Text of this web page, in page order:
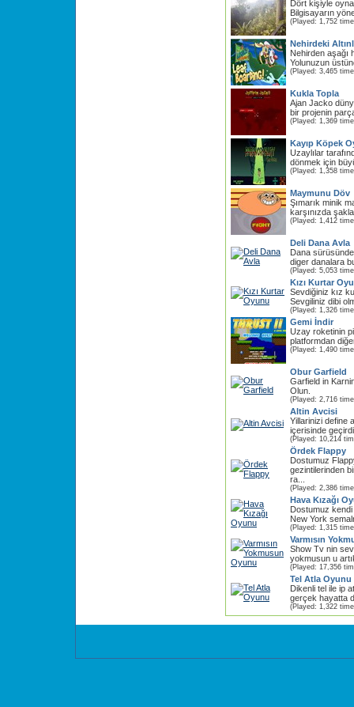
Dört kişiyle
Bilgisayarın
(Played: 1,752
Nehirdeki
Nehirden aşağı
Yolunuzun
(Played: 3,465
Kukla Topla
Ajan Jacko
bir projenin
(Played: 1,369
Kayıp Köpek
Uzaylılar
dönmek için
(Played: 1,358
Maymunu Döv
Şımarık minik
karşınızda
(Played: 1,412
Deli Dana Avla
Dana
diger danalara
(Played: 5,053
Kızı Kurtar
Sevdiğiniz kız
Sevgiliniz dibi
(Played: 1,326
Gemi İndir
Uzay roketinin
platformdan
(Played: 1,490
Obur Garfield
Garfield in
Olun.
(Played: 2,716
Altin Avcisi
Yillarinizi define
içerisinde
(Played: 10,214
Ördek Flappy
Dostumuz
gezintilerinden
ra...
(Played: 2,386
Hava Kızağı
Dostumuz kendi
New York
(Played: 1,315
Varmısın
Show Tv nin
yokmusun u
(Played: 17,356
Tel Atla Oyunu
Dikenli tel ile ip
gerçek hayatta
(Played: 1,322